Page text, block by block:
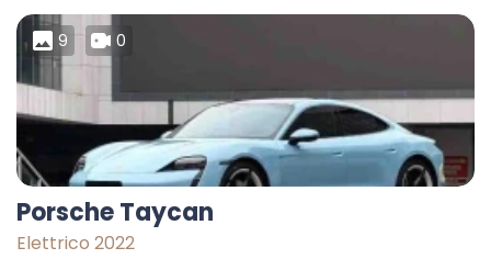
9 0
Porsche Taycan
Elettrico 2022